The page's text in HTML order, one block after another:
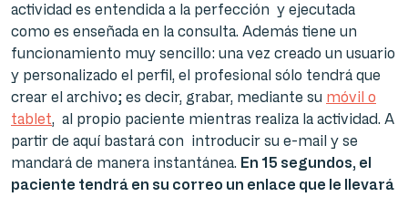
actividad es entendida a la perfección y ejecutada
como es enseñada en la consulta. Además tiene un
funcionamiento muy sencillo: una vez creado un usuario
y personalizado el perfil, el profesional sólo tendrá que
crear el archivo; es decir, grabar, mediante su móvil o
tablet, al propio paciente mientras realiza la actividad. A
partir de aquí bastará con introducir su e-mail y se
mandará de manera instantánea. En 15 segundos, el
paciente tendrá en su correo un enlace que le llevará